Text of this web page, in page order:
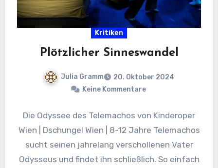
Kritiken
Plötzlicher Sinneswandel
Julia Gramm
20. Oktober 2024
Keine Kommentare
Die Odyssee des Telemachos von Kinderoper
Wien | Dschungel Wien | 8-12 Jahre Telemachos
sucht seinen jahrelang verschollenen Vater
Odysseus und findet ihn schließlich. So einfach